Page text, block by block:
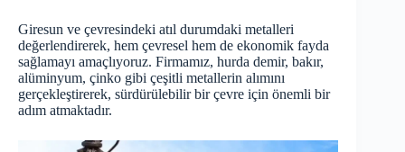
Giresun ve çevresindeki atıl durumdaki metalleri
değerlendirerek, hem çevresel hem de ekonomik fayda
sağlamayı amaçlıyoruz. Firmamız, hurda demir, bakır,
alüminyum, çinko gibi çeşitli metallerin alımını
gerçekleştirerek, sürdürülebilir bir çevre için önemli bir
adım atmaktadır.